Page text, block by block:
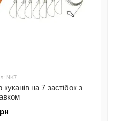
NK7
куканів на 7 застібок з